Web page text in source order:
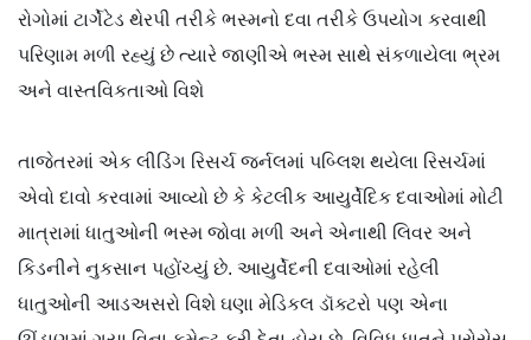
રોગોમાં ટાર્ગેટેડ થેરપી તરીકે ભસ્મનો દવા તરીકે ઉપયોગ કરવાથી
પરિણામ મળી રહ્યું છે ત્યારે જાણીએ ભસ્મ સાથે સંકળાયેલા ભ્રમ
અને વાસ્તવિકતાઓ વિશે
તાજેતરમાં એક લીડિંગ રિસર્ચ જર્નલમાં પબ્લિશ થયેલા રિસર્ચમાં
એવો દાવો કરવામાં આવ્યો છે કે કેટલીક આયુર્વેદિક દવાઓમાં મોટી
માત્રામાં ધાતુઓની ભસ્મ જોવા મળી અને એનાથી લિવર અને
કિડનીને નુકસાન પહોંચ્યું છે. આયુર્વેદની દવાઓમાં રહેલી
ધાતુઓની આડઅસરો વિશે ઘણા મેડિકલ ડૉક્ટરો પણ એના